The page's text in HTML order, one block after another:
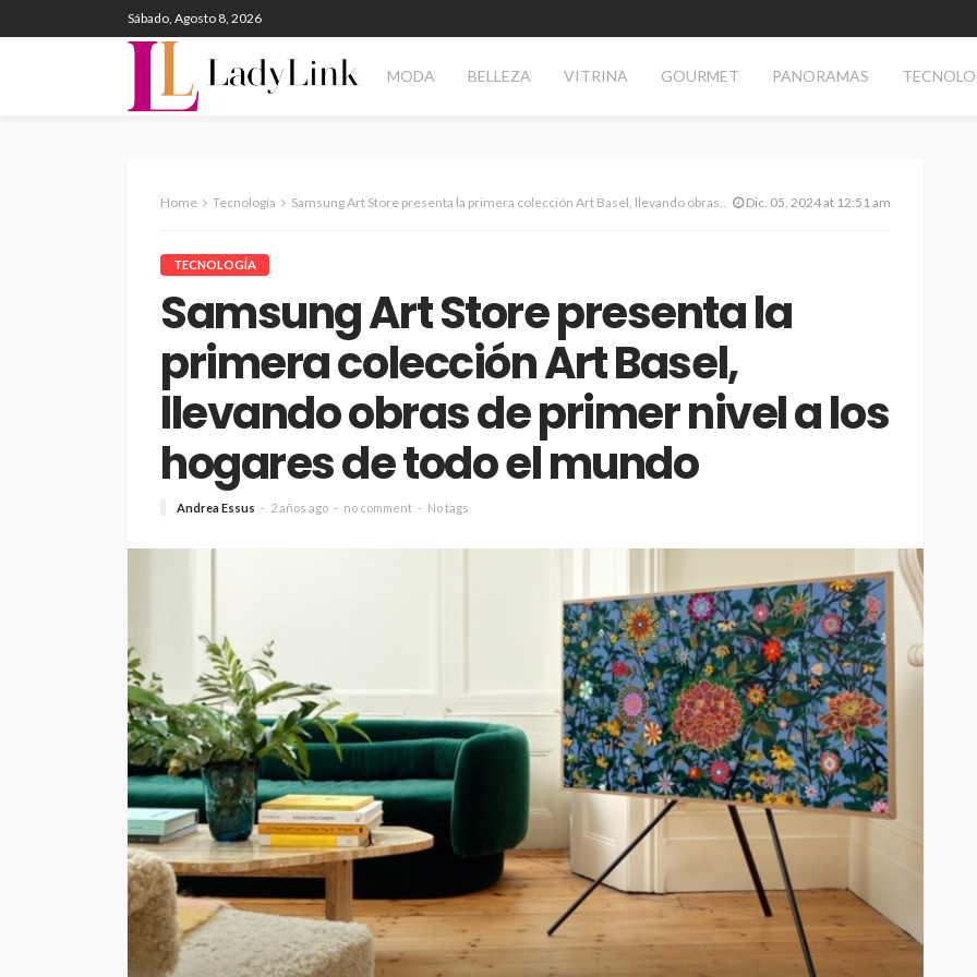
Sábado, Agosto 8, 2026
MODA BELLEZA VITRINA GOURMET PANORAMAS
Home Tecnología Samsung Art Store presenta la primera colección Art Basel, llevando obras de primer nivel a los hogares de todo el mundo Dic. 05, 2024 at 12:51 am
TECNOLOGÍA
Samsung Art Store presenta la
primera colección Art Basel,
llevando obras de primer nivel a los
hogares de todo el mundo
Andrea Essus 2 años ago no comment No tags
61
TECNOLOGÍA
limpieza y mano de obra
gratis: así será el nuevo
HUAWEI Service Day
Andrea Essus 1 día ago